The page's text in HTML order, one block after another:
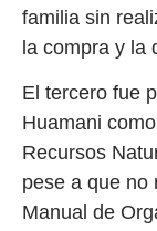
familia sin
la compra y la
El tercero fue
Huamani
Recursos
pese a que no
Manual de